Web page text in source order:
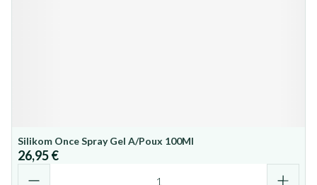
Silikom Once Spray Gel A/Poux 100Ml
26,95 €